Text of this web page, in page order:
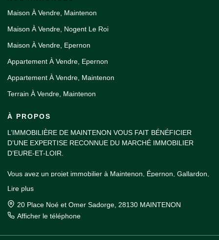
Maison À Vendre, Maintenon
Maison À Vendre, Nogent Le Roi
Maison À Vendre, Epernon
Appartement À Vendre, Epernon
Appartement À Vendre, Maintenon
Terrain À Vendre, Maintenon
À PROPOS
L’IMMOBILIÈRE DE MAINTENON VOUS FAIT BÉNÉFICIER
D’UNE EXPERTISE RECONNUE DU MARCHÉ IMMOBILIER
D’EURE-ET-LOIR.
Vous avez un projet immobilier à Maintenon, Épernon, Gallardon,
Rambouillet ? Venez découvrir notre sélection d’annonces en
vitrine dans notre agence du centre-ville de Maintenon.
journée pour vous aider à choisir le bien idéal pour votre projet de
Lire plus
20 Place Noé et Omer Sadorge, 28130 MAINTENON
Afficher le téléphone